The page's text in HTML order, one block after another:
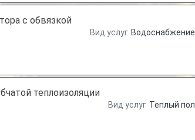
с обвязкой
Вид услуг Водоснабжение
теплоизоляции
Вид услуг Теплый пол